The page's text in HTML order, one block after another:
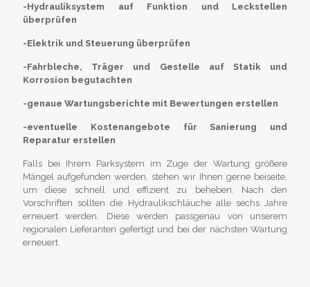
-Hydrauliksystem auf Funktion und Leckstellen
überprüfen
-Elektrik und Steuerung überprüfen
-Fahrbleche, Träger und Gestelle auf Statik und
Korrosion begutachten
-genaue Wartungsberichte mit Bewertungen erstellen
-eventuelle Kostenangebote für Sanierung und
Reparatur erstellen
Falls bei Ihrem Parksystem im Zuge der Wartung größere
Mängel aufgefunden werden, stehen wir Ihnen gerne beiseite,
um diese schnell und effizient zu beheben. Nach den
Vorschriften sollten die Hydraulikschläuche alle sechs Jahre
erneuert werden. Diese werden passgenau von unserem
regionalen Lieferanten gefertigt und bei der nächsten Wartung
erneuert.